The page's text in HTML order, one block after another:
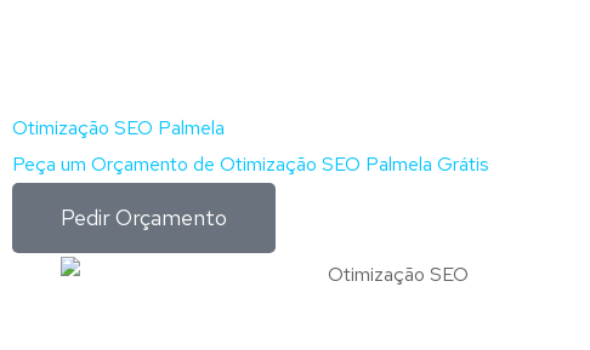
Otimização SEO Palmela
Peça um Orçamento de Otimização SEO Palmela Grátis
Pedir Orçamento